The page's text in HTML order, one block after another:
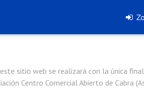
sitio web se realizará con la única
Centro Comercial Abierto de Cabra